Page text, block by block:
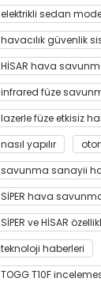
elektrikli sedan
havacılık güvenlik
HİSAR hava
infrared füze
lazerle füze etkisiz
nasıl yapılır
savunma sanayii
SİPER hava
SİPER ve HİSAR
teknoloji haberleri
TOGG T10F